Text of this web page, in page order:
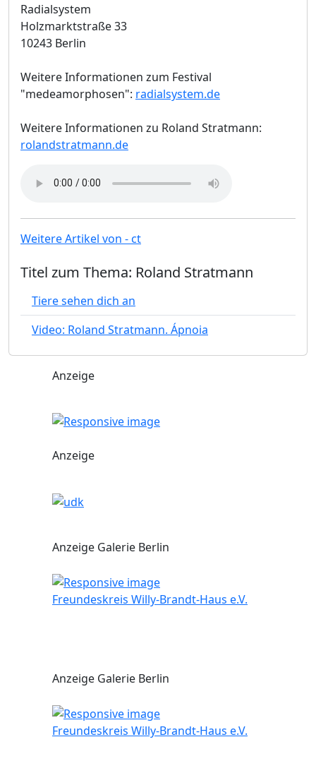
Radialsystem
Holzmarktstraße 33
10243 Berlin
Weitere Informationen zum Festival
"medeamorphosen": radialsystem.de
Weitere Informationen zu Roland Stratmann:
rolandstratmann.de
Weitere Artikel von - ct
Titel zum Thema: Roland Stratmann
Tiere sehen dich an
Video: Roland Stratmann. Ápnoia
Anzeige
Anzeige
Anzeige Galerie Berlin
Freundeskreis Willy-Brandt-Haus e.V.
Anzeige Galerie Berlin
Freundeskreis Willy-Brandt-Haus e.V.